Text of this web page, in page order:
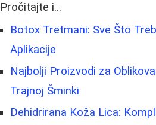
Pročitajte i...
Botox Tretmani: Sve Što
Aplikacije
Najbolji Proizvodi za
Trajnoj Šminki
Dehidrirana Koža Lica: